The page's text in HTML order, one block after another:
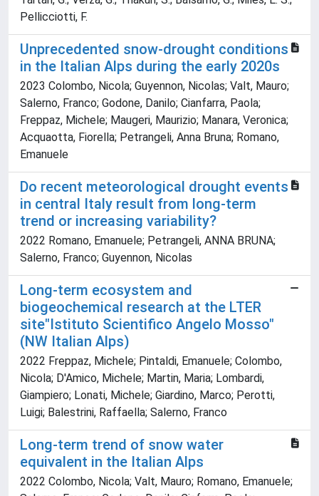
Pellicciotti, F.
Unprecedented snow-drought conditions
in the Italian Alps during the early 2020s
2023 Colombo, Nicola; Guyennon, Nicolas; Valt, Mauro;
Salerno, Franco; Godone, Danilo; Cianfarra, Paola;
Freppaz, Michele; Maugeri, Maurizio; Manara, Veronica;
Acquaotta, Fiorella; Petrangeli, Anna Bruna; Romano,
Emanuele
Do recent meteorological drought events
in central Italy result from long-term
trend or increasing variability?
2022 Romano, Emanuele; Petrangeli, ANNA BRUNA;
Salerno, Franco; Guyennon, Nicolas
Long-term ecosystem and
biogeochemical research at the LTER
site"Istituto Scientifico Angelo Mosso"
(NW Italian Alps)
2022 Freppaz, Michele; Pintaldi, Emanuele; Colombo,
Nicola; D'Amico, Michele; Martin, Maria; Lombardi,
Giampiero; Lonati, Michele; Giardino, Marco; Perotti,
Luigi; Balestrini, Raffaella; Salerno, Franco
Long-term trend of snow water
equivalent in the Italian Alps
2022 Colombo, Nicola; Valt, Mauro; Romano, Emanuele;